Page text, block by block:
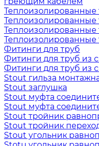
Теплоизолированные
Теплоизолированные
Теплоизолированные
Фитинги для труб
Фитинги для труб из
Фитинги для труб из
Stout гильза
Stout заглушка
Stout муфта
Stout муфта
Stout тройник
Stout тройник
Stout угольник